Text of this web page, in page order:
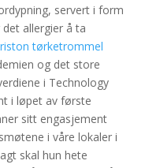
servert i form
allergier å ta
tørketrommel
og det store
i Technology
i løpet av første
sitt engasjement
i våre lokaler i
skal hun hete